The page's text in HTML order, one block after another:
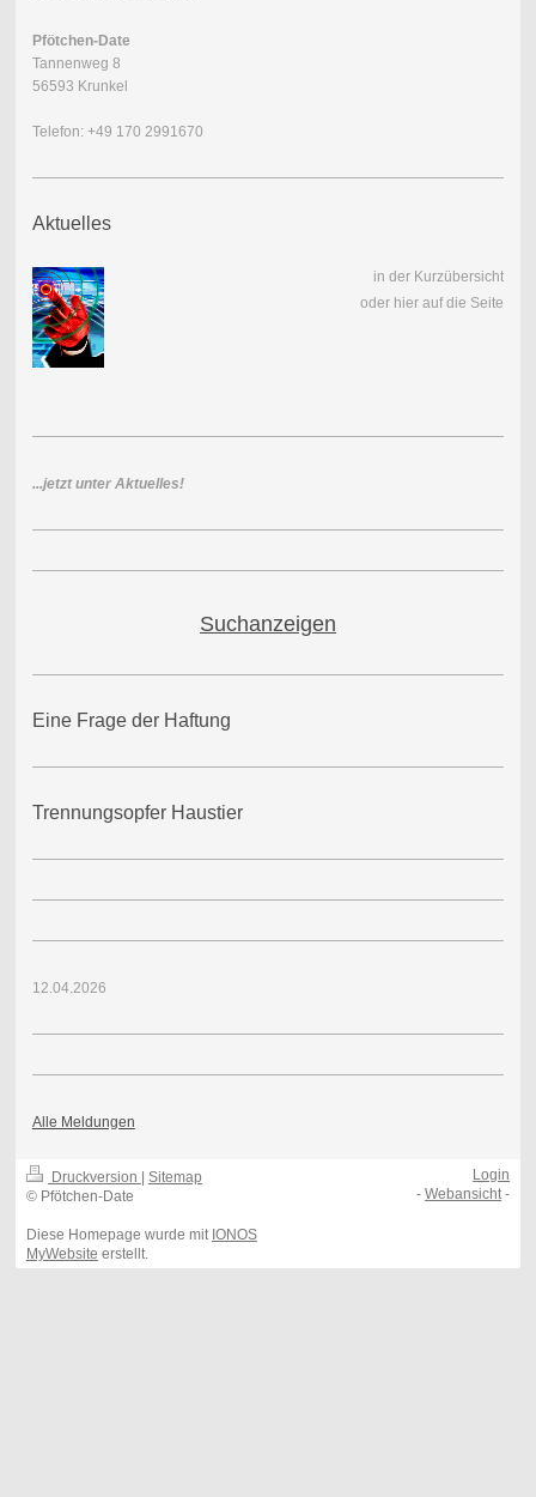
Pfötchen-Date
Tannenweg 8
56593 Krunkel
Telefon: +49 170 2991670
Aktuelles
in der Kurzübersicht
oder hier auf die Seite
...jetzt unter Aktuelles!
Suchanzeigen
Eine Frage der Haftung
Trennungsopfer Haustier
12.04.2026
Alle Meldungen
Druckversion | Sitemap
© Pfötchen-Date
Diese Homepage wurde mit IONOS
MyWebsite erstellt.
Login
-Webansicht -